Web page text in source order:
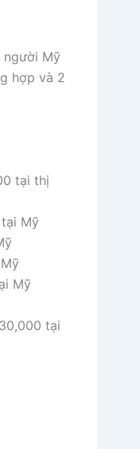
người Mỹ
hợp và 2
tại thị
Mỹ
Mỹ
tại